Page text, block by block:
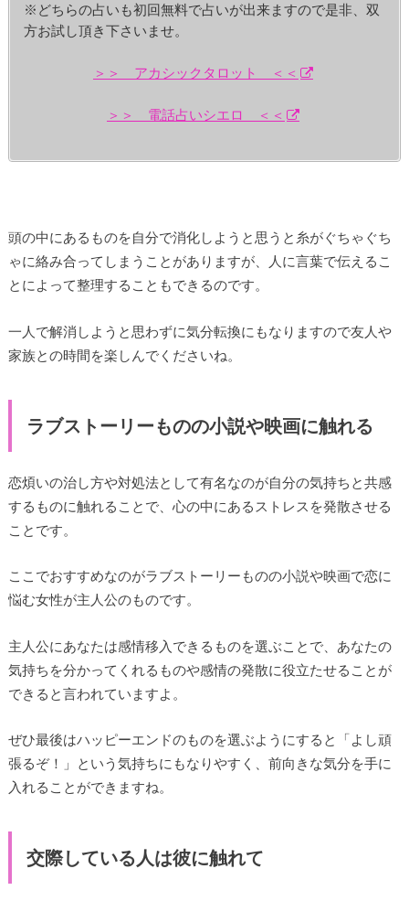
※どちらの占いも初回無料で占いが出来ますので是非、双
方お試し頂き下さいませ。
＞＞ アカシックタロット ＜＜
＞＞ 電話占いシエロ ＜＜
頭の中にあるものを自分で消化しようと思うと糸がぐちゃぐち
ゃに絡み合ってしまうことがありますが、人に言葉で伝えるこ
とによって整理することもできるのです。
一人で解消しようと思わずに気分転換にもなりますので友人や
家族との時間を楽しんでくださいね。
ラブストーリーものの小説や映画に触れる
恋煩いの治し方や対処法として有名なのが自分の気持ちと共感
するものに触れることで、心の中にあるストレスを発散させる
ことです。
ここでおすすめなのがラブストーリーものの小説や映画で恋に
悩む女性が主人公のものです。
主人公にあなたは感情移入できるものを選ぶことで、あなたの
気持ちを分かってくれるものや感情の発散に役立たせることが
できると言われていますよ。
ぜひ最後はハッピーエンドのものを選ぶようにすると「よし頑
張るぞ！」という気持ちにもなりやすく、前向きな気分を手に
入れることができますね。
交際している人は彼に触れて